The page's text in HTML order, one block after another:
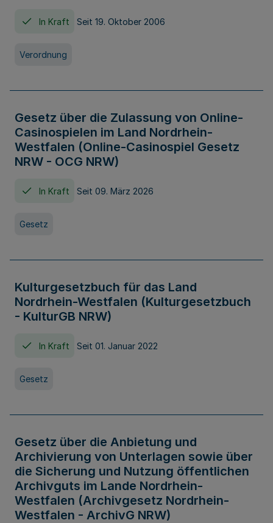
In Kraft Seit 19. Oktober 2006
Verordnung
Gesetz über die Zulassung von Online-
Casinospielen im Land Nordrhein-
Westfalen (Online-Casinospiel Gesetz
NRW - OCG NRW)
In Kraft Seit 09. März 2026
Gesetz
Kulturgesetzbuch für das Land
Nordrhein-Westfalen (Kulturgesetzbuch
- KulturGB NRW)
In Kraft Seit 01. Januar 2022
Gesetz
Gesetz über die Anbietung und
Archivierung von Unterlagen sowie über
die Sicherung und Nutzung öffentlichen
Archivguts im Lande Nordrhein-
Westfalen (Archivgesetz Nordrhein-
Westfalen - ArchivG NRW)